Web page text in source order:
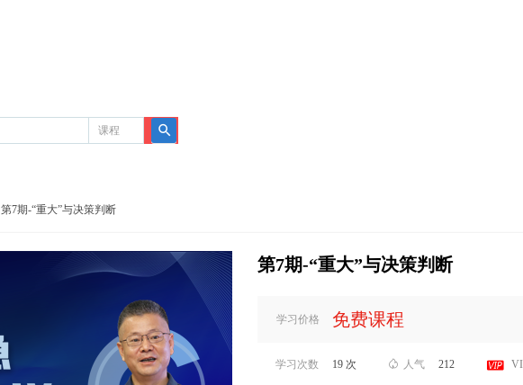
课程
第7期-“重大”与决策判断
第7期-“重大”与决策判断
学习价格 免费课程
学习次数 19 次  人气 212 